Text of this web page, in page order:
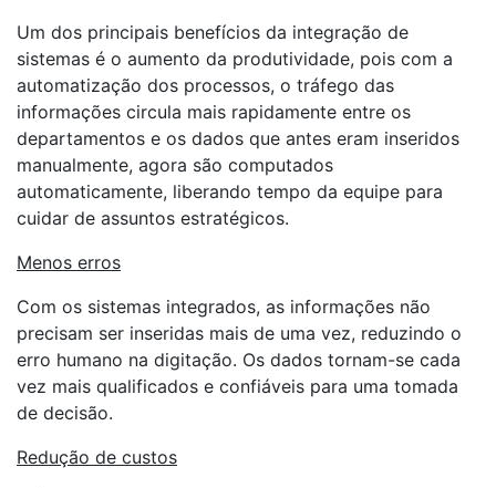
Um dos principais benefícios da integração de
sistemas é o aumento da produtividade, pois com a
automatização dos processos, o tráfego das
informações circula mais rapidamente entre os
departamentos e os dados que antes eram inseridos
manualmente, agora são computados
automaticamente, liberando tempo da equipe para
cuidar de assuntos estratégicos.
Menos erros
Com os sistemas integrados, as informações não
precisam ser inseridas mais de uma vez, reduzindo o
erro humano na digitação. Os dados tornam-se cada
vez mais qualificados e confiáveis para uma tomada
de decisão.
Redução de custos